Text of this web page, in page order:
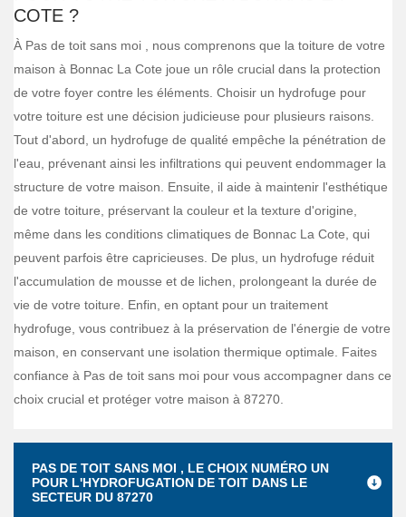
COTE ?
À Pas de toit sans moi , nous comprenons que la toiture de votre
maison à Bonnac La Cote joue un rôle crucial dans la protection
de votre foyer contre les éléments. Choisir un hydrofuge pour
votre toiture est une décision judicieuse pour plusieurs raisons.
Tout d'abord, un hydrofuge de qualité empêche la pénétration de
l'eau, prévenant ainsi les infiltrations qui peuvent endommager la
structure de votre maison. Ensuite, il aide à maintenir l'esthétique
de votre toiture, préservant la couleur et la texture d'origine,
même dans les conditions climatiques de Bonnac La Cote, qui
peuvent parfois être capricieuses. De plus, un hydrofuge réduit
l'accumulation de mousse et de lichen, prolongeant la durée de
vie de votre toiture. Enfin, en optant pour un traitement
hydrofuge, vous contribuez à la préservation de l'énergie de votre
maison, en conservant une isolation thermique optimale. Faites
confiance à Pas de toit sans moi pour vous accompagner dans ce
choix crucial et protéger votre maison à 87270.
PAS DE TOIT SANS MOI , LE CHOIX NUMÉRO UN
POUR L'HYDROFUGATION DE TOIT DANS LE
SECTEUR DU 87270